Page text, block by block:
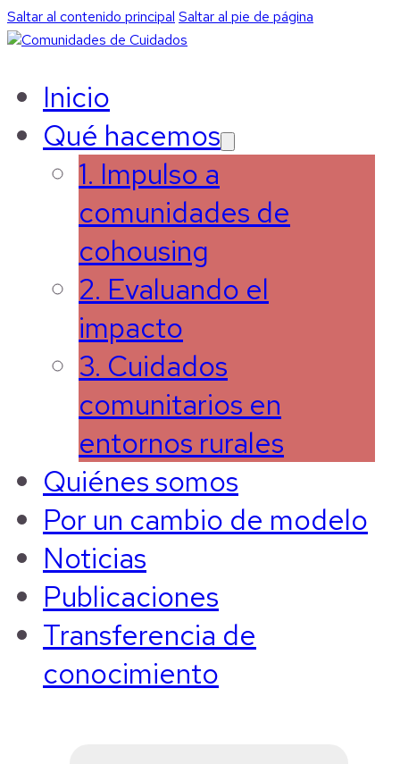
Saltar al contenido principal Saltar al pie de página
Inicio
Qué hacemos
1. Impulso a
comunidades de
cohousing
2. Evaluando el
impacto
3. Cuidados
comunitarios en
entornos rurales
Quiénes somos
Por un cambio de modelo
Noticias
Publicaciones
Transferencia de
conocimiento